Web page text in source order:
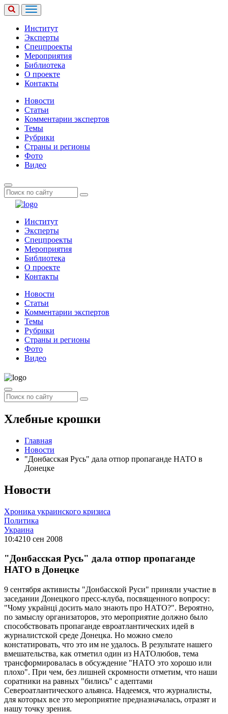
Институт
Эксперты
Спецпроекты
Мероприятия
Библиотека
О проекте
Контакты
Новости
Статьи
Комментарии экспертов
Темы
Рубрики
Страны и регионы
Фото
Видео
Институт
Эксперты
Спецпроекты
Мероприятия
Библиотека
О проекте
Контакты
Новости
Статьи
Комментарии экспертов
Темы
Рубрики
Страны и регионы
Фото
Видео
Хлебные крошки
Главная
Новости
"Донбасская Русь" дала отпор пропаганде НАТО в
Донецке
Новости
Хроника украинского кризиса
Политика
Украина
10:4210 сен 2008
"Донбасская Русь" дала отпор пропаганде
НАТО в Донецке
9 сентября активисты "Донбасской Руси" приняли участие в
заседании Донецкого пресс-клуба, посвященного вопросу:
"Чому українці досить мало знають про НАТО?". Вероятно,
по замыслу организаторов, это мероприятие должно было
способствовать пропаганде евроатлантических идей в
журналистской среде Донецка. Но можно смело
констатировать, что это им не удалось. В результате нашего
вмешательства, как отметил один из НАТОлюбов, тема
трансформировалась в обсуждение "НАТО это хорошо или
плохо". При чем, без лишней скромности отметим, что наши
соратники на равных "бились" с адептами
Североатлантического альянса. Надеемся, что журналисты,
для которых все это мероприятие предназначалась, отразят и
нашу точку зрения.